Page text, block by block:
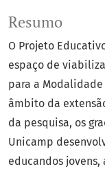
Resumo
O Projeto
espaço de
para a Modalidade
âmbito da
da pesquisa, os
Unicamp
educandos